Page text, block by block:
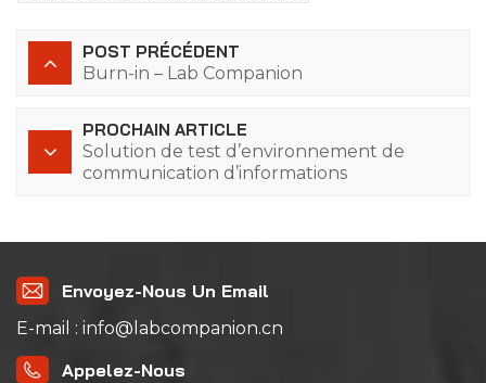
POST PRÉCÉDENT
Burn-in – Lab Companion
PROCHAIN ARTICLE
Solution de test d’environnement de
communication d’informations
Envoyez-Nous Un Email
E-mail : info@labcompanion.cn
Appelez-Nous